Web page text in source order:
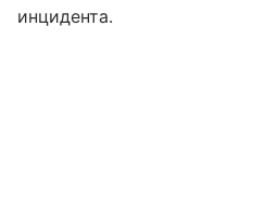
инцидента.